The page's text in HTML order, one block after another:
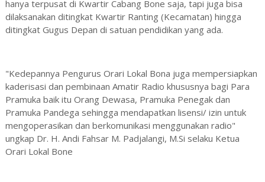
hanya terpusat di Kwartir Cabang Bone saja, tapi juga bisa
dilaksanakan ditingkat Kwartir Ranting (Kecamatan) hingga
ditingkat Gugus Depan di satuan pendidikan yang ada.
"Kedepannya Pengurus Orari Lokal Bona juga mempersiapkan
kaderisasi dan pembinaan Amatir Radio khususnya bagi Para
Pramuka baik itu Orang Dewasa, Pramuka Penegak dan
Pramuka Pandega sehingga mendapatkan lisensi/ izin untuk
mengoperasikan dan berkomunikasi menggunakan radio"
ungkap Dr. H. Andi Fahsar M. Padjalangi, M.Si selaku Ketua
Orari Lokal Bone